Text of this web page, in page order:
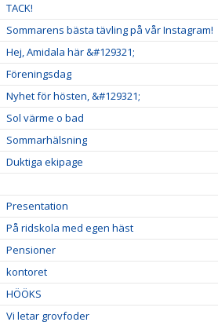
TACK!
Sommarens bästa tävling på vår Instagram!
Hej, Amidala här &#129321;
Föreningsdag
Nyhet för hösten, &#129321;
Sol värme o bad
Sommarhälsning
Duktiga ekipage
Presentation
På ridskola med egen häst
Pensioner
kontoret
HÖÖKS
Vi letar grovfoder